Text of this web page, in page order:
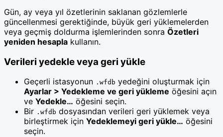
Gün, ay veya yıl özetlerinin saklanan gözlemlerle
güncellenmesi gerektiğinde, büyük geri yüklemelerden
veya geçmiş doldurma işlemlerinden sonra Özetleri
yeniden hesapla kullanın.
Verileri yedekle veya geri yükle
Geçerli istasyonun .wfdb yedeğini oluşturmak için
Ayarlar > Yedekleme ve geri yükleme öğesini açın
ve Yedekle… öğesini seçin.
Bir .wfdb dosyasından verileri geri yüklemek veya
birleştirmek için Yedeklemeyi geri yükle… öğesini
seçin.